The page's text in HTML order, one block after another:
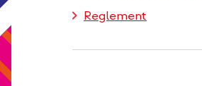
Reglement